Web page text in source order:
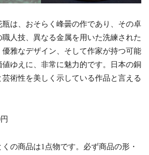
瓶は、おそらく峰曇の作であり、その卓
人技、異なる金属を用いた洗練された
優雅なデザイン、そして作家が持つ可能
ゆえに、非常に魅力的です。日本の銅
術性を美しく示している作品と言える
の商品は1点物です。必ず商品の形・